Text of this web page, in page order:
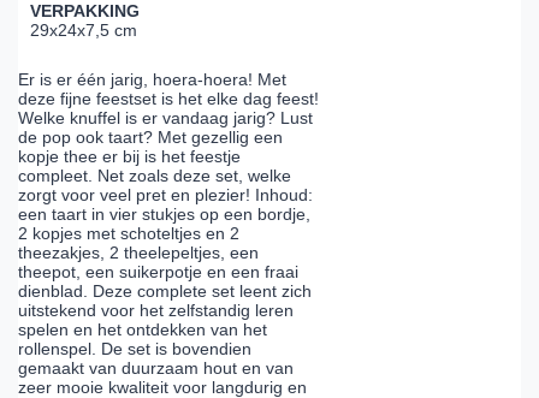
VERPAKKING
29x24x7,5 cm
Er is er één jarig, hoera-hoera! Met
deze fijne feestset is het elke dag feest!
Welke knuffel is er vandaag jarig? Lust
de pop ook taart? Met gezellig een
kopje thee er bij is het feestje
compleet. Net zoals deze set, welke
zorgt voor veel pret en plezier! Inhoud:
een taart in vier stukjes op een bordje,
2 kopjes met schoteltjes en 2
theezakjes, 2 theelepeltjes, een
theepot, een suikerpotje en een fraai
dienblad. Deze complete set leent zich
uitstekend voor het zelfstandig leren
spelen en het ontdekken van het
rollenspel. De set is bovendien
gemaakt van duurzaam hout en van
zeer mooie kwaliteit voor langdurig en